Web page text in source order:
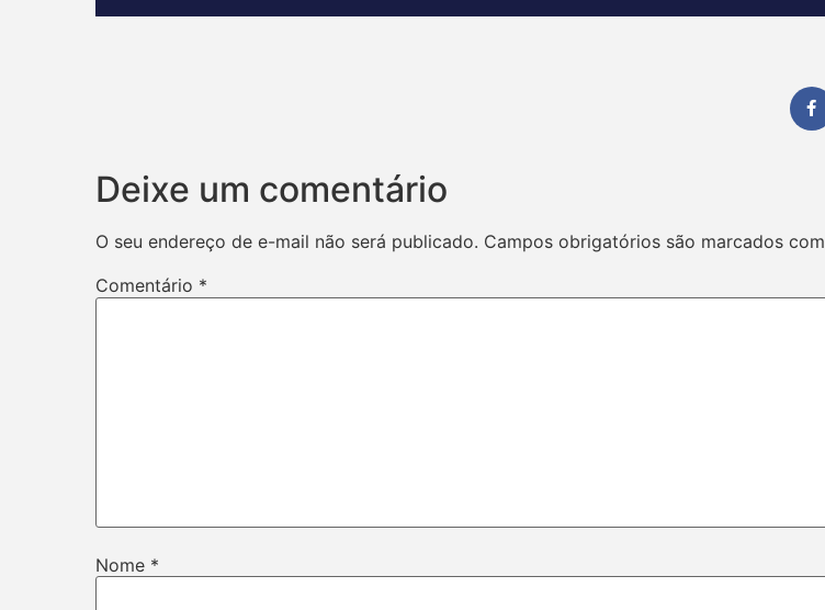
Deixe um comentário
O seu endereço de e-mail não será publicado. Campos obrigatórios são marcados com
Comentário *
Nome *